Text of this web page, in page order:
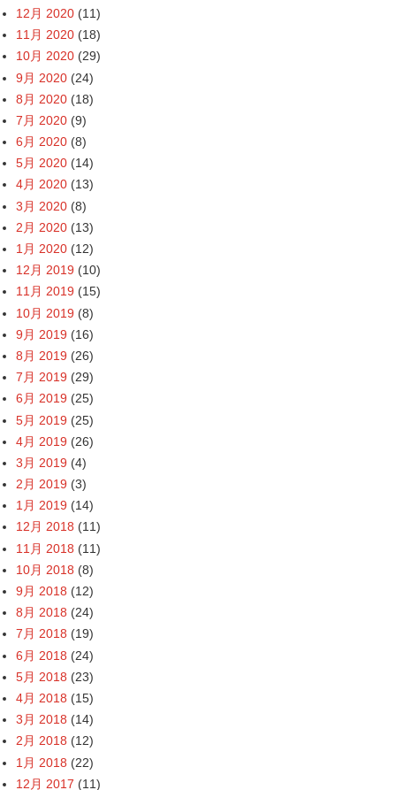
12月 2020 (11)
11月 2020 (18)
10月 2020 (29)
9月 2020 (24)
8月 2020 (18)
7月 2020 (9)
6月 2020 (8)
5月 2020 (14)
4月 2020 (13)
3月 2020 (8)
2月 2020 (13)
1月 2020 (12)
12月 2019 (10)
11月 2019 (15)
10月 2019 (8)
9月 2019 (16)
8月 2019 (26)
7月 2019 (29)
6月 2019 (25)
5月 2019 (25)
4月 2019 (26)
3月 2019 (4)
2月 2019 (3)
1月 2019 (14)
12月 2018 (11)
11月 2018 (11)
10月 2018 (8)
9月 2018 (12)
8月 2018 (24)
7月 2018 (19)
6月 2018 (24)
5月 2018 (23)
4月 2018 (15)
3月 2018 (14)
2月 2018 (12)
1月 2018 (22)
12月 2017 (11)